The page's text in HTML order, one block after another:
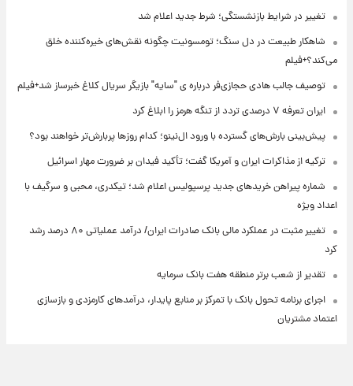
تغییر در شرایط بازنشستگی؛ شرط جدید اعلام شد
شاهکار طبیعت در دل سنگ؛ تومسونیت چگونه نقش‌های خیره‌کننده خلق
می‌کند؟+فیلم
توصیف جالب هادی حجازی‌فر درباره ی "سایه" بازیگر سریال کلاغ خبرساز شد+فیلم
ایران تعرفه ۷ درصدی تردد از تنگه هرمز را ابلاغ کرد
پیش‌بینی بارش‌های گسترده با ورود ال‌نینو؛ کدام روزها پربارش‌تر خواهند بود؟
ترکیه از مذاکرات ایران و آمریکا گفت؛ تأکید فیدان بر ضرورت مهار اسرائیل
شماره پیراهن خریدهای جدید پرسپولیس اعلام شد؛ تیکدری، محبی و سرگیف با
اعداد ویژه
تغییر مثبت در عملکرد مالی بانک صادرات ایران/ درآمد عملیاتی ۸۰ درصد رشد
کرد
تقدیر از شعب برتر منطقه هفت بانک سرمایه
اجرای برنامه تحول بانک با تمرکز بر منابع پایدار، درآمدهای کارمزدی و بازسازی
اعتماد مشتریان